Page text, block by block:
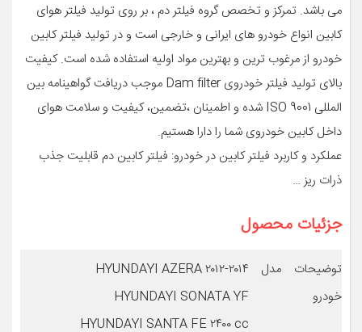
می باشد. تمرکز و تخصص گروه فیلتر دم ، بر روی تولید فیلتر هوای
کابین انواع خودرو های ایرانی و خارجی است و در تولید فیلتر کابین
خودرو از مرغوب ترین و بهترین مواد اولیه استفاده شده است. کیفیت
بالای تولید فیلتر خودروی Dam filter موجب دریافت گواهینامه بین
المللی ISO 9001 شده و اطمینان ،تضمین، کیفیت و سلامت هوای
داخل کابین خودروی شما را دارا هستیم.
عملکرد و کاربرد فیلتر کابین در خودرو: فیلتر کابین دم قابلیت جذب
ذرات ریز …
جزئیات محصول
توضیحات مدل
خودرو
HYUNDAYI AZERA ۲۰۱۲-۲۰۱۴
HYUNDAYI SONATA YF
HYUNDAYI SANTA FE ۲۴۰۰ cc